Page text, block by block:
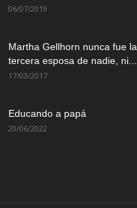
06/07/2019
Martha Gellhorn nunca fue la
tercera esposa de nadie, ni...
17/03/2017
Educando a papá
20/06/2022